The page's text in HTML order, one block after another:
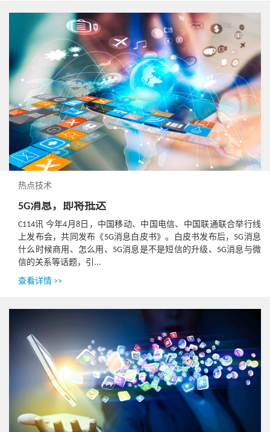
热点技术
5G消息，即将抵达
C114讯 今年4月8日，中国移动、中国电信、中国联通联合举行线
上发布会，共同发布《5G消息白皮书》。白皮书发布后，5G消息
什么时候商用、怎么用、5G消息是不是短信的升级、5G消息与微
信的关系等话题，引...
查看详情 >>